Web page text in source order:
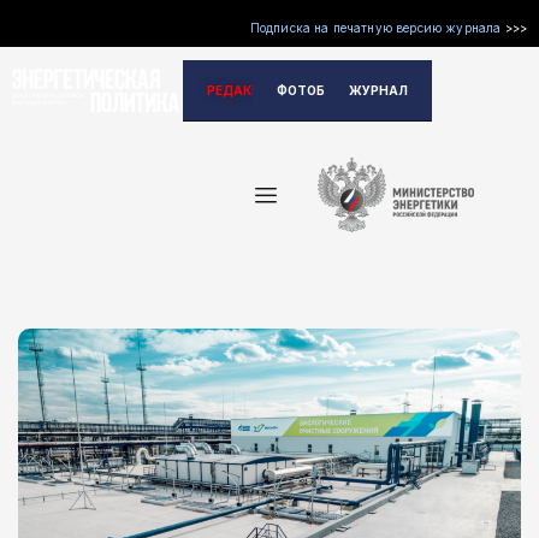
Подписка на печатную версию журнала >>>
РЕДАКЦИЯФОТОБАНКЖУРНАЛ